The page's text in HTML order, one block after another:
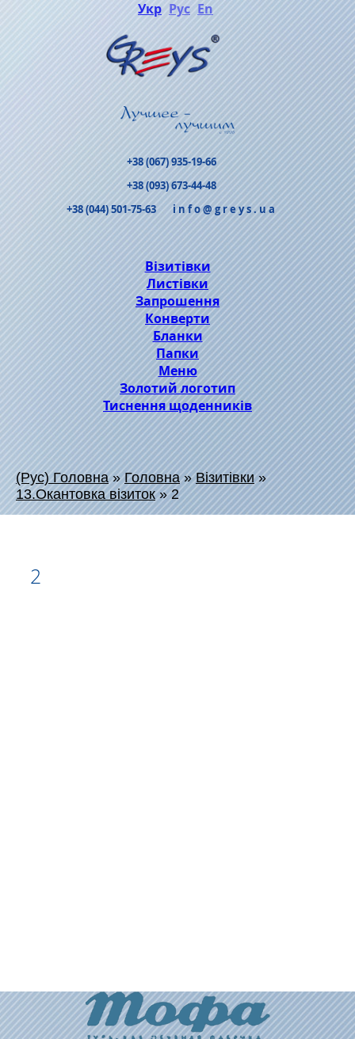
Укр Рус En
+38 (067) 935-19-66
+38 (093) 673-44-48
+38 (044) 501-75-63
info@greys.ua
Візитівки
Листівки
Запрошення
Конверти
Бланки
Папки
Меню
Золотий логотип
Тиснення щоденників
(Рус) Головна»Головна»Візитівки»
13.Окантовка візиток»2
2